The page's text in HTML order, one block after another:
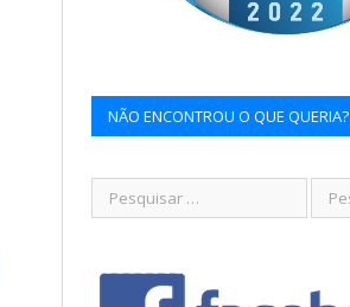
NÃO ENCONTROU O QUE QUERIA?